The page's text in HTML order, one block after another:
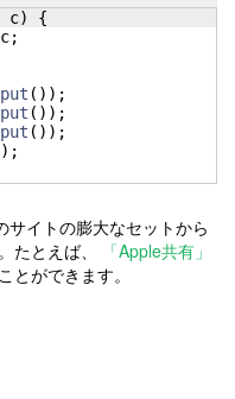
c)
{
c;
( )) ;
( )) ;
( )) ;
;
イトの膨大なセットから
たとえば、
「Apple共有」
とができます。